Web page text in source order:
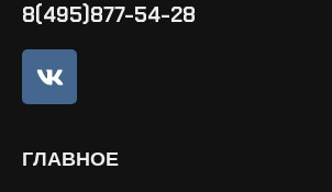
8(495)877-54-28
ГЛАВНОЕ